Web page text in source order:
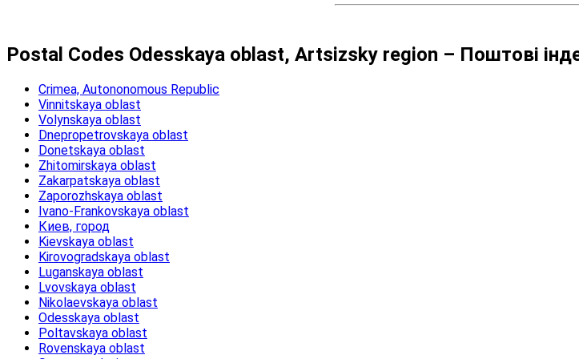
Postal Codes Odesskaya oblast, Artsizsky region – Поштові
Crimea, Autononomous Republic
Vinnitskaya oblast
Volynskaya oblast
Dnepropetrovskaya oblast
Donetskaya oblast
Zhitomirskaya oblast
Zakarpatskaya oblast
Zaporozhskaya oblast
Ivano-Frankovskaya oblast
Киев, город
Kievskaya oblast
Kirovogradskaya oblast
Luganskaya oblast
Lvovskaya oblast
Nikolaevskaya oblast
Odesskaya oblast
Poltavskaya oblast
Rovenskaya oblast